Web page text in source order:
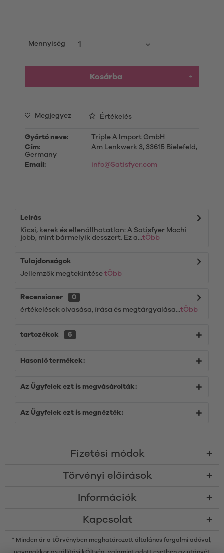
Mennyiség
Kosárba
Megjegyez Értékelés
Gyártó neve:
Triple A Import GmbH
Cím:
Am Lenkwerk 3, 33615 Bielefeld,
Germany
Email:
info@Satisfyer.com
Leírás
Kicsi, kerek és ellenállhatatlan: A Satisfyer Mochi
jobb, mint bármelyik desszert. Ez a...tÖbb
Tulajdonságok
Jellemzők megtekintése tÖbb
Recensioner
0
értékelések olvasása, írása és megtárgyalása...tÖbb
tartozékok 6
Hasonló termékek:
Az Ügyfelek ezt is megvásárolták:
Az Ügyfelek ezt is megnézték:
Fizetési módok
Törvényi előírások
Információk
Kapcsolat
* Minden ár a tÖrvényben meghatározott általános forgalmi adóval,